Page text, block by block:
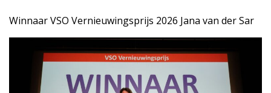
Winnaar VSO Vernieuwingsprijs 2026 Jana van der Sar